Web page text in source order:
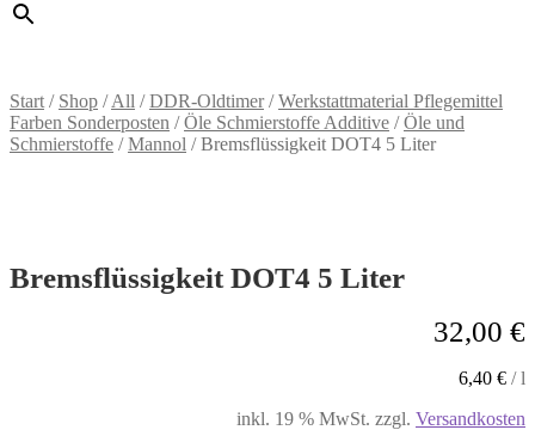
Start / Shop /All /DDR-Oldtimer/Werkstattmaterial Pflegemittel
Farben Sonderposten /Öle Schmierstoffe Additive /Öle und
Schmierstoffe /Mannol /Bremsflüssigkeit DOT4 5 Liter
Bremsflüssigkeit DOT4 5 Liter
32,00 €
6,40 € /l
inkl. 19 % MwSt. zzgl. Versandkosten